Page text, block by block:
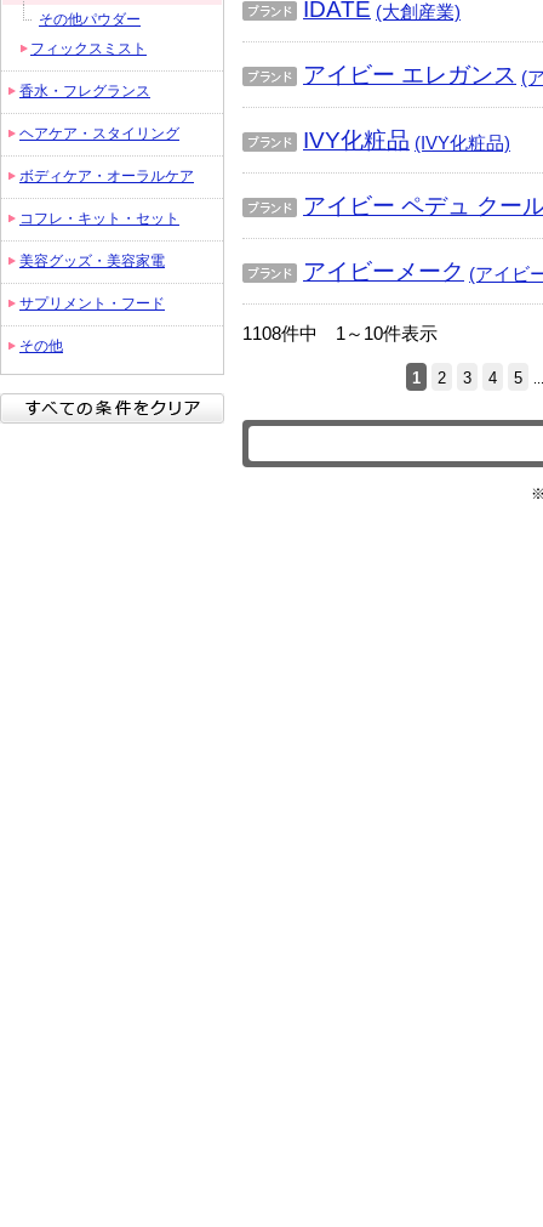
IDATE (大創産業)
アイビー エレガンス (
IVY化粧品 (IVY化粧品)
アイビー ペデュ クー
ンド
アイビーメーク (アイビ
1108件中 1～10件表示
1 2 3 4 5
※
その他パウダー
フィックスミスト
香水・フレグランス
ヘアケア・スタイリング
ボディケア・オーラルケア
コフレ・キット・セット
美容グッズ・美容家電
サプリメント・フード
その他